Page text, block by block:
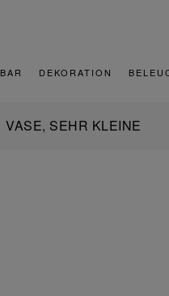
BAR DEKORATION
VASE, SEHR KLEINE